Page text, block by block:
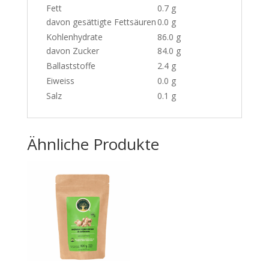
Fett
davon gesättigte Fettsäuren
0.7 g
0.0 g
Kohlenhydrate
davon Zucker
86.0 g
84.0 g
Ballaststoffe
2.4 g
Eiweiss
0.0 g
Salz
0.1 g
Ähnliche Produkte